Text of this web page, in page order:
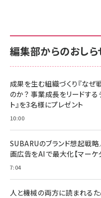
￥880
anan(ア
スペシャル
￥1,100
anan(アン
￥880
ママ投資家
組織の成果
サポート正
NIMASO
すい ガイ
2枚セット
￥1,599
￥6,980
全ワイヤレ
技術基準適
サポート正
Amazon e
￥5,000
Anker
Pro/Air 各
￥1,890
編集部からのおしら
成果を生む組織づくり『な
のか？ 事業成長をリードする
ト』を3名様にプレゼント
10:00
SUBARUのブランド想起戦略
画広告をAIで最大化【マーケ
7:04
人と機械の両方に読まれるた